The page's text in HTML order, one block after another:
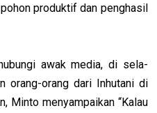
produktif dan penghasil
awak media, di sela-
orang-orang dari Inhutani di
Minto menyampaikan “Kalau